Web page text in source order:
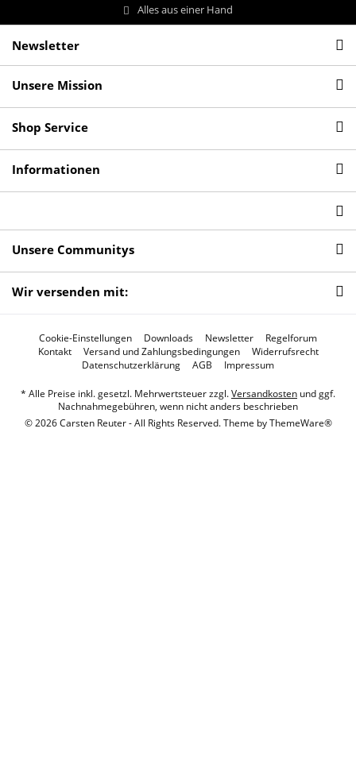
Alles aus einer Hand
Newsletter
Unsere Mission
Shop Service
Informationen
Unsere Communitys
Wir versenden mit:
Cookie-Einstellungen Downloads Newsletter
Regelforum
Kontakt
Versand und Zahlungsbedingungen
Widerrufsrecht
Datenschutzerklärung
AGB Impressum
* Alle Preise inkl. gesetzl. Mehrwertsteuer zzgl.Versandkosten und ggf.
Nachnahmegebühren, wenn nicht anders beschrieben
© 2026 Carsten Reuter - All Rights Reserved. Theme byThemeWare®